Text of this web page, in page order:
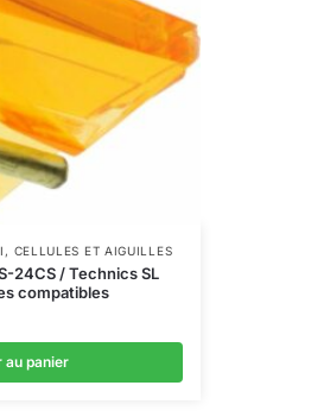
, CELLULES ET AIGUILLES
24CS / Technics SL
compatibles
au panier